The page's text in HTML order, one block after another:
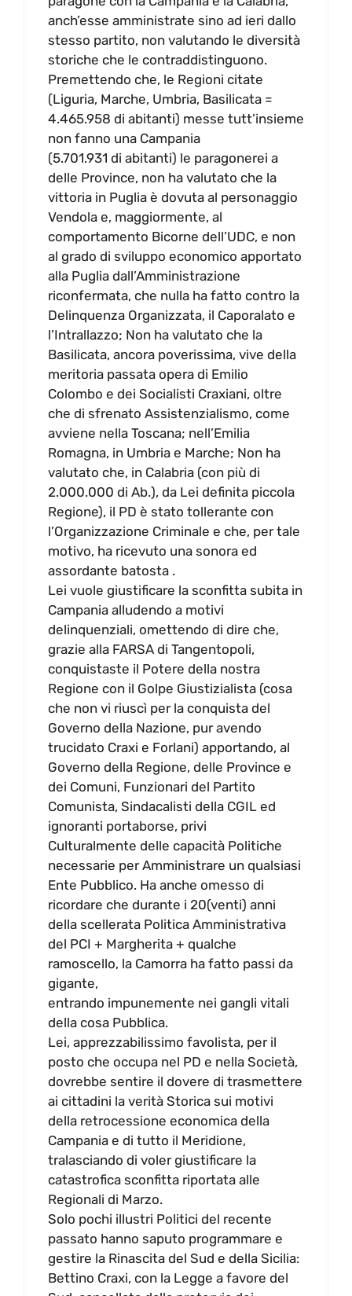
anch’esse amministrate sino ad ieri dallo
stesso partito, non valutando le diversità
storiche che le contraddistinguono.
Premettendo che, le Regioni citate
(Liguria, Marche, Umbria, Basilicata =
4.465.958 di abitanti) messe tutt’insieme
non fanno una Campania
(5.701.931 di abitanti) le paragonerei a
delle Province, non ha valutato che la
vittoria in Puglia è dovuta al personaggio
Vendola e, maggiormente, al
comportamento Bicorne dell’UDC, e non
al grado di sviluppo economico apportato
alla Puglia dall’Amministrazione
riconfermata, che nulla ha fatto contro la
Delinquenza Organizzata, il Caporalato e
l’Intrallazzo; Non ha valutato che la
Basilicata, ancora poverissima, vive della
meritoria passata opera di Emilio
Colombo e dei Socialisti Craxiani, oltre
che di sfrenato Assistenzialismo, come
avviene nella Toscana; nell’Emilia
Romagna, in Umbria e Marche; Non ha
valutato che, in Calabria (con più di
2.000.000 di Ab.), da Lei definita piccola
Regione), il PD è stato tollerante con
l’Organizzazione Criminale e che, per tale
motivo, ha ricevuto una sonora ed
assordante batosta .
Lei vuole giustificare la sconfitta subita in
Campania alludendo a motivi
delinquenziali, omettendo di dire che,
grazie alla FARSA di Tangentopoli,
conquistaste il Potere della nostra
Regione con il Golpe Giustizialista (cosa
che non vi riuscì per la conquista del
Governo della Nazione, pur avendo
trucidato Craxi e Forlani) apportando, al
Governo della Regione, delle Province e
dei Comuni, Funzionari del Partito
Comunista, Sindacalisti della CGIL ed
ignoranti portaborse, privi
Culturalmente delle capacità Politiche
necessarie per Amministrare un qualsiasi
Ente Pubblico. Ha anche omesso di
ricordare che durante i 20(venti) anni
della scellerata Politica Amministrativa
del PCI + Margherita + qualche
ramoscello, la Camorra ha fatto passi da
gigante,
entrando impunemente nei gangli vitali
della cosa Pubblica.
Lei, apprezzabilissimo favolista, per il
posto che occupa nel PD e nella Società,
dovrebbe sentire il dovere di trasmettere
ai cittadini la verità Storica sui motivi
della retrocessione economica della
Campania e di tutto il Meridione,
tralasciando di voler giustificare la
catastrofica sconfitta riportata alle
Regionali di Marzo.
Solo pochi illustri Politici del recente
passato hanno saputo programmare e
gestire la Rinascita del Sud e della Sicilia:
Bettino Craxi, con la Legge a favore del